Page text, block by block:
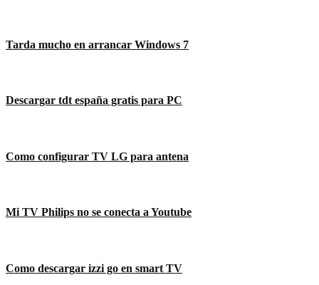
Tarda mucho en arrancar Windows 7
Descargar tdt españa gratis para PC
Como configurar TV LG para antena
Mi TV Philips no se conecta a Youtube
Como descargar izzi go en smart TV